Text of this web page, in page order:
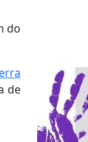
do
de